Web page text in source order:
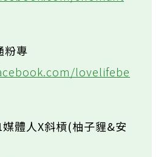
粉專
lovelifebe
體人X斜槓(柚子貍&安